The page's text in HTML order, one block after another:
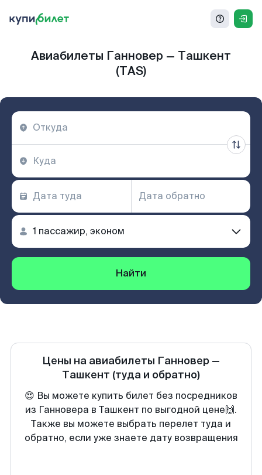
Авиабилеты Ганновер — Ташкент
(TAS)
Найти
Цены на авиабилеты Ганновер —
Ташкент (туда и обратно)
😍 Вы можете купить билет без посредников
из Ганновера в Ташкент по выгодной цене🙌.
Также вы можете выбрать перелет туда и
обратно, если уже знаете дату возвращения